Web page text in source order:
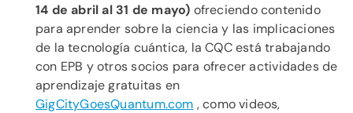
14 de abril al 31 de mayo) ofreciendo contenido
para aprender sobre la ciencia y las implicaciones
de la tecnología cuántica, la CQC está trabajando
con EPB y otros socios para ofrecer actividades de
aprendizaje gratuitas en
GigCityGoesQuantum.com , como videos,